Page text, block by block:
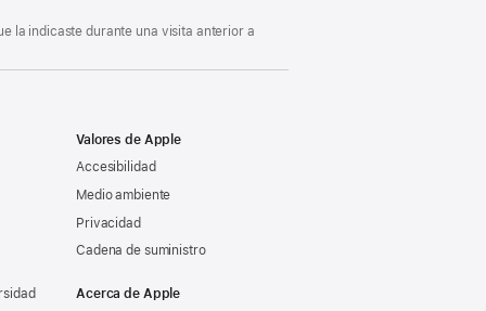
la indicaste durante una visita anterior a
Valores de Apple
Accesibilidad
Medio ambiente
Privacidad
Cadena de suministro
Acerca de Apple